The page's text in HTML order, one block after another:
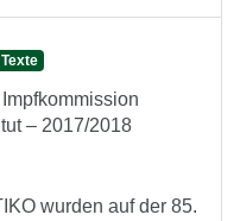
– 2017/2018
wurden auf der 85.